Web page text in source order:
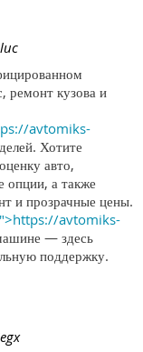
ремонт кузова и
avtomiks-
Хотите
авто,
опции, а также
и прозрачные цены.
avtomiks-
— здесь
поддержку.